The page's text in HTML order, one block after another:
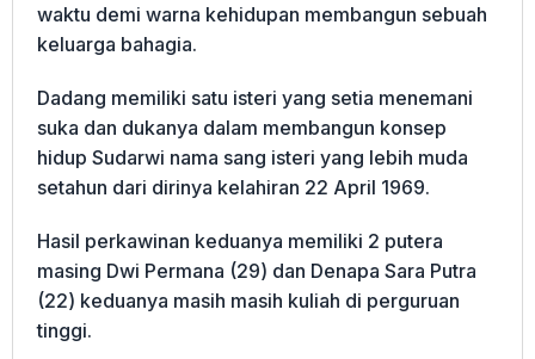
waktu demi warna kehidupan membangun sebuah
keluarga bahagia.
Dadang memiliki satu isteri yang setia menemani
suka dan dukanya dalam membangun konsep
hidup Sudarwi nama sang isteri yang lebih muda
setahun dari dirinya kelahiran 22 April 1969.
Hasil perkawinan keduanya memiliki 2 putera
masing Dwi Permana (29) dan Denapa Sara Putra
(22) keduanya masih masih kuliah di perguruan
tinggi.